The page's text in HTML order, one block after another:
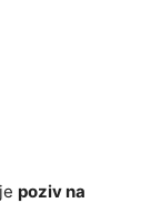
poziv na